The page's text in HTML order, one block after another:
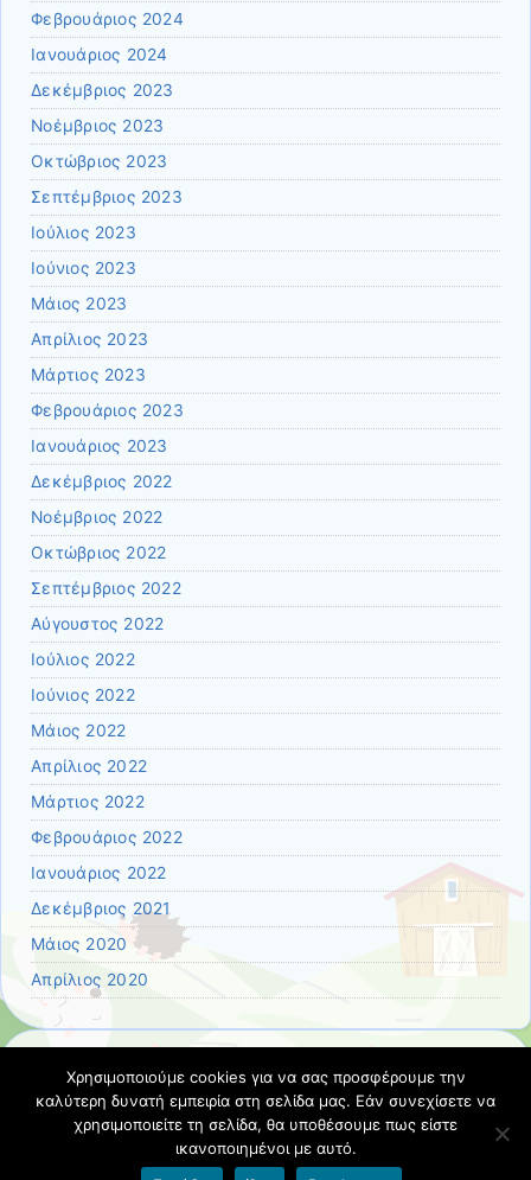
Φεβρουάριος 2024
Ιανουάριος 2024
Δεκέμβριος 2023
Νοέμβριος 2023
Οκτώβριος 2023
Σεπτέμβριος 2023
Ιούλιος 2023
Ιούνιος 2023
Μάιος 2023
Απρίλιος 2023
Μάρτιος 2023
Φεβρουάριος 2023
Ιανουάριος 2023
Δεκέμβριος 2022
Νοέμβριος 2022
Οκτώβριος 2022
Σεπτέμβριος 2022
Αύγουστος 2022
Ιούλιος 2022
Ιούνιος 2022
Μάιος 2022
Απρίλιος 2022
Μάρτιος 2022
Φεβρουάριος 2022
Ιανουάριος 2022
Δεκέμβριος 2021
Μάιος 2020
Απρίλιος 2020
Kατηγορίες
Kατηγορίες
Χρησιμοποιούμε cookies για να σας προσφέρουμε την
καλύτερη δυνατή εμπειρία στη σελίδα μας. Εάν συνεχίσετε να
χρησιμοποιείτε τη σελίδα, θα υποθέσουμε πως είστε
ικανοποιημένοι με αυτό.